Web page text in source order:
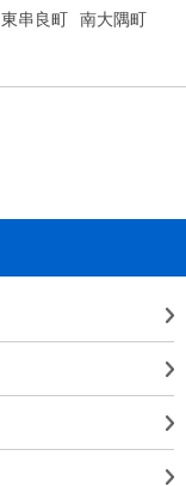
東串良町
南大隅町